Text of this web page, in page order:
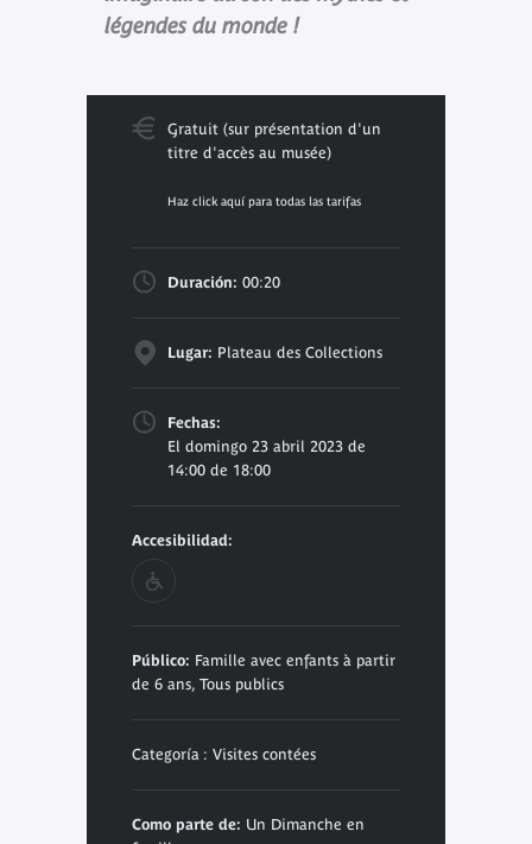
légendes du monde !
Gratuit (sur présentation d'un
titre d'accès au musée)
Haz click aquí para todas las tarifas
Duración: 00:20
Lugar: Plateau des Collections
Fechas:
El domingo 23 abril 2023 de
14:00 de 18:00
Accesibilidad:
Público: Famille avec enfants à partir
de 6 ans, Tous publics
Categoría : Visites contées
Como parte de: Un Dimanche en